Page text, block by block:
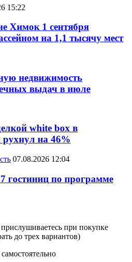
15:22
Химок 1 сентября
на 1,1 тысячу мест
недвижимость
выдач в июле
white box в
рухнул на 46%
07.08.2026 12:04
гостиниц по программе
при покупке
до трех вариантов)